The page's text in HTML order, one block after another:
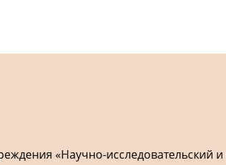
«Научно-исследовательский